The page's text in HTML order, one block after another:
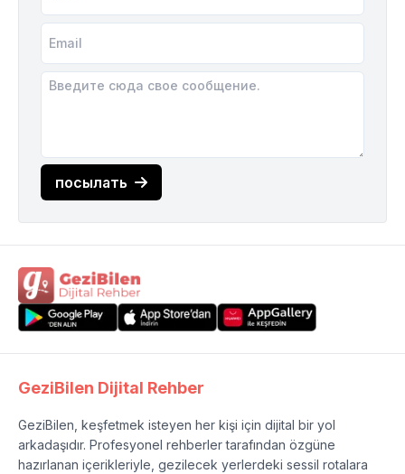
посылать
GeziBilen Dijital Rehber
GeziBilen, keşfetmek isteyen her kişi için dijital bir yol
arkadaşıdır. Profesyonel rehberler tarafından özgüne
hazırlanan içerikleriyle, gezilecek yerlerdeki sessil rotalara